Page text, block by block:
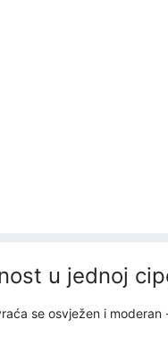
u jednoj
se osvježen i